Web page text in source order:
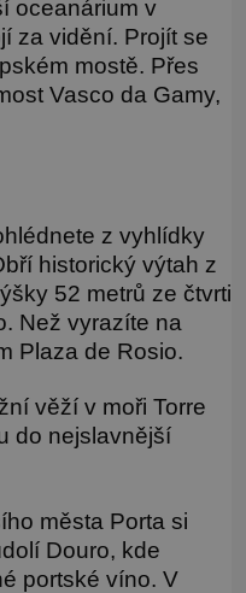
oceanárium v
za vidění. Projít se
mostě. Přes
Vasco da Gamy,
z vyhlídky
historický výtah z
52 metrů ze čtvrti
Než vyrazíte na
Plaza de Rosio.
věží v moři Torre
do nejslavnější
města Porta si
Douro, kde
portské víno. V